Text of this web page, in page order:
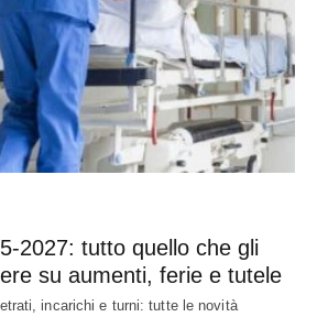
2027: tutto quello che gli
su aumenti, ferie e tutele
incarichi e turni: tutte le novità